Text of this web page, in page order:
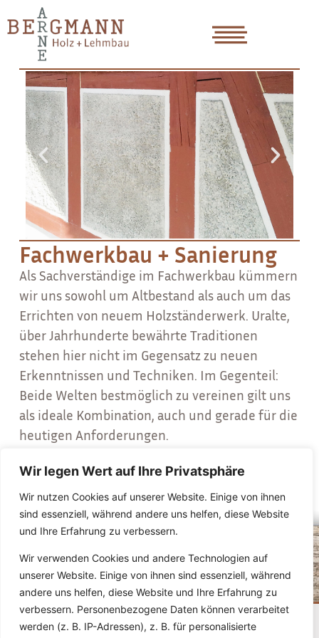
Wir legen Wert auf Ihre Privatsphäre
Wir nutzen Cookies auf unserer Website. Einige von ihnen
sind essenziell, während andere uns helfen, diese Website
und Ihre Erfahrung zu verbessern.
Wir verwenden Cookies und andere Technologien auf
unserer Website. Einige von ihnen sind essenziell, während
andere uns helfen, diese Website und Ihre Erfahrung zu
verbessern. Personenbezogene Daten können verarbeitet
werden (z. B. IP-Adressen), z. B. für personalisierte
Fachwerkbau + Sanierung
Als Sachverständige im Fachwerkbau kümmern
wir uns sowohl um Altbestand als auch um das
Errichten von neuem Holzständerwerk. Uralte,
über Jahrhunderte bewährte Traditionen
stehen hier nicht im Gegensatz zu neuen
Erkenntnissen und Techniken. Im Gegenteil:
Beide Welten bestmöglich zu vereinen gilt uns
als ideale Kombination, auch und gerade für die
heutigen Anforderungen.